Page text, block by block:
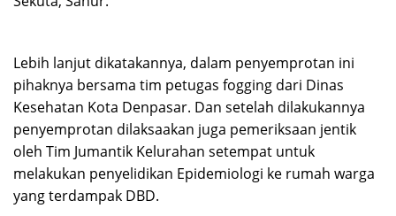
Lebih lanjut dikatakannya, dalam penyemprotan ini
pihaknya bersama tim petugas fogging dari Dinas
Kesehatan Kota Denpasar. Dan setelah dilakukannya
penyemprotan dilaksaakan juga pemeriksaan jentik
oleh Tim Jumantik Kelurahan setempat untuk
melakukan penyelidikan Epidemiologi ke rumah warga
yang terdampak DBD.